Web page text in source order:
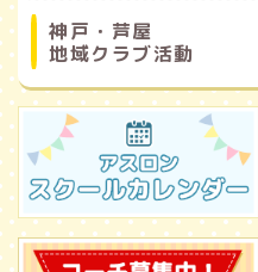
神戸・芦屋
地域クラブ活動